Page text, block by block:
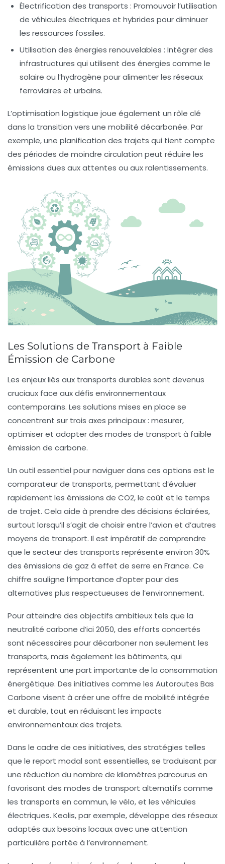
Électrification des transports : Promouvoir l’utilisation
de véhicules électriques et hybrides pour diminuer
les ressources fossiles.
Utilisation des énergies renouvelables : Intégrer des
infrastructures qui utilisent des énergies comme le
solaire ou l’hydrogène pour alimenter les réseaux
ferroviaires et urbains.
L’optimisation logistique joue également un rôle clé
dans la transition vers une mobilité décarbonée. Par
exemple, une planification des trajets qui tient compte
des périodes de moindre circulation peut réduire les
émissions dues aux attentes ou aux ralentissements.
Les Solutions de Transport à Faible
Émission de Carbone
Les enjeux liés aux transports durables sont devenus
cruciaux face aux défis environnementaux
contemporains. Les solutions mises en place se
concentrent sur trois axes principaux : mesurer,
optimiseret adopterdes modes de transport à faible
émission de carbone.
Un outil essentiel pour naviguer dans ces options est le
comparateur de transports, permettant d’évaluer
rapidement les émissions de CO2, le coût et le temps
de trajet. Cela aide à prendre des décisions éclairées,
surtout lorsqu’il s’agit de choisir entre l’avion et d’autres
moyens de transport. Il est impératif de comprendre
que le secteur des transports représente environ 30%
des émissions de gaz à effet de serre en France. Ce
chiffre souligne l’importance d’opter pour des
alternatives plus respectueuses de l’environnement.
Pour atteindre des objectifs ambitieux tels que la
neutralité carbone d’ici 2050, des efforts concertés
sont nécessaires pour décarboner non seulement les
transports, mais également les bâtiments, qui
représentent une part importante de la consommation
énergétique. Des initiatives comme les Autoroutes Bas
Carbone visent à créer une offre de mobilité intégrée
et durable, tout en réduisant les impacts
environnementaux des trajets.
Dans le cadre de ces initiatives, des stratégies telles
que le report modal sont essentielles, se traduisant par
une réduction du nombre de kilomètres parcourus en
favorisant des modes de transport alternatifs comme
les transports en commun, le vélo, et les véhicules
électriques. Keolis, par exemple, développe des réseaux
adaptés aux besoins locaux avec une attention
particulière portée à l’environnement.